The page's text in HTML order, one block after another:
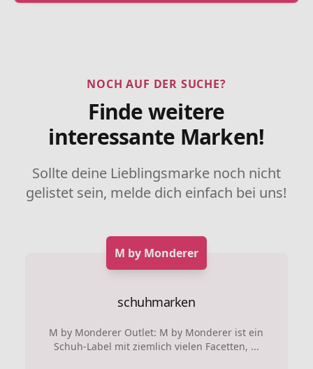
NOCH AUF DER SUCHE?
Finde weitere
interessante Marken!
Sollte deine Lieblingsmarke noch nicht
gelistet sein, melde dich einfach bei uns!
M by Monderer
schuhmarken
M by Monderer Outlet: M by Monderer ist ein
Schuh-Label mit ziemlich vielen Facetten, ...